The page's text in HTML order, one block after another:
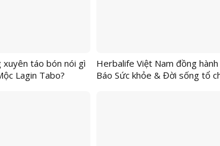
táo bón nói gì
Lagin Tabo?
Herbalife Việt Nam đồng hành
Báo Sức khỏe & Đời sống tổ